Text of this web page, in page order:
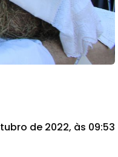
de 2022, às 09:53